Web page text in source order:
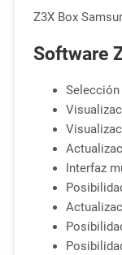
Z3X Box
Software
Interfaz